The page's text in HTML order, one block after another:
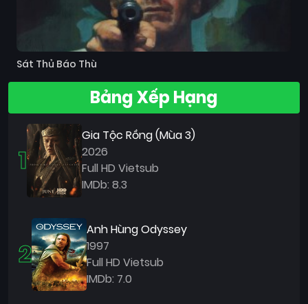
Sát Thủ Báo Thù
Bảng Xếp Hạng
1
Gia Tộc Rồng (Mùa 3)
2026
Full HD Vietsub
IMDb: 8.3
2
Anh Hùng Odyssey
1997
Full HD Vietsub
IMDb: 7.0